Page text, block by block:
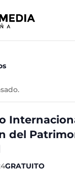
del
GRATUITO